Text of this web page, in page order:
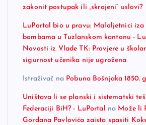
zakonit postupak ili „skrojeni“ uslovi?
LuPortal bio u pravu: Maloljetnici
bombama u Tuzlanskom kantonu -
Novosti iz Vlade TK: Provjere u
sigurnost učenika nije ugrožena
Istraživač na Pobuna Bošnjaka 1850.
Uništava li se planski i sistematski
Federaciji BiH? - LuPortal na Može li
Gordana Pavlovića zaista spasiti